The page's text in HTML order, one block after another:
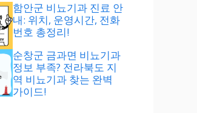
함안군 비뇨기과 진료 안
내: 위치, 운영시간, 전화
번호 총정리!
순창군 금과면 비뇨기과
정보 부족? 전라북도 지
역 비뇨기과 찾는 완벽
가이드!